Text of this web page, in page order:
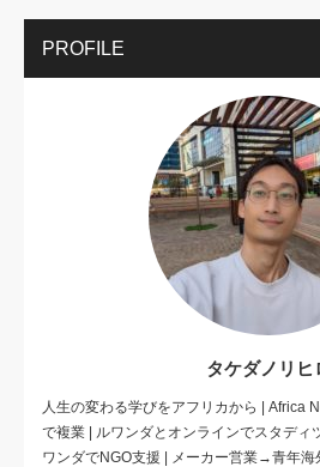
PROFILE
タケダノリヒ
人生の変わる学びをアフリカから | Africa
で複業 | ルワンダとオンラインでスタディ
ワンダでNGO支援 | メーカー営業→青年